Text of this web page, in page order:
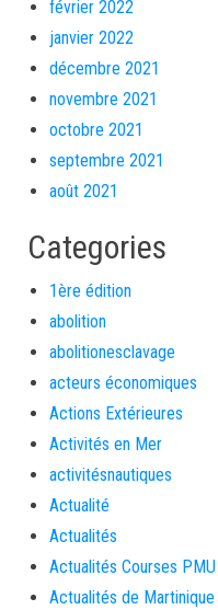
février 2022
janvier 2022
décembre 2021
novembre 2021
octobre 2021
septembre 2021
août 2021
Categories
1ère édition
abolition
abolitionesclavage
acteurs économiques
Actions Extérieures
Activités en Mer
activitésnautiques
Actualité
Actualités
Actualités Courses PMU
Actualités de Martinique